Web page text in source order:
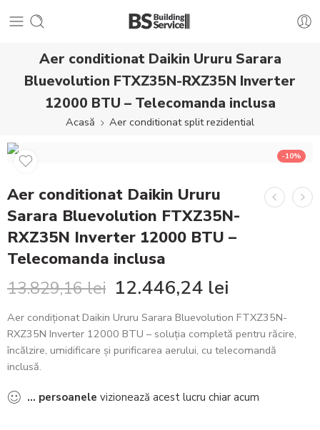
Aer conditionat Daikin Ururu Sarara
Bluevolution FTXZ35N-RXZ35N Inverter
12000 BTU – Telecomanda inclusa
Acasă Aer conditionat split rezidential
-10%
Aer conditionat Daikin Ururu
Sarara Bluevolution FTXZ35N-
RXZ35N Inverter 12000 BTU –
Telecomanda inclusa
13.829,16lei 12.446,24 lei
Aer condiționat Daikin Ururu Sarara Bluevolution FTXZ35N-
RXZ35N Inverter 12000 BTU – soluția completă pentru răcire,
încălzire, umidificare și purificarea aerului, cu telecomandă
inclusă.
... persoanele vizionează acest lucru chiar acum